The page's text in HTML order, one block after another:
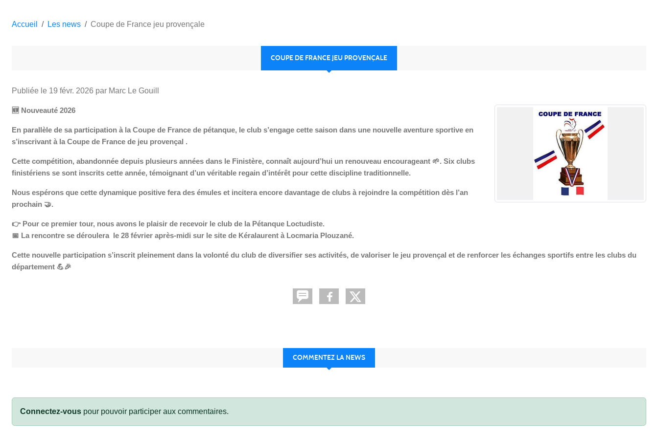
Accueil Les news Coupe de France jeu provençale
COUPE DE FRANCE JEU PROVENÇALE
Publiée le 19 févr. 2026 par Marc Le Gouill
🆕 Nouveauté 2026
En parallèle de sa participation à la Coupe de France de pétanque, le club s’engage cette saison dans une nouvelle aventure sportive en
s’inscrivant à la Coupe de France de jeu provençal .
Cette compétition, abandonnée depuis plusieurs années dans le Finistère, connaît aujourd’hui un renouveau encourageant 🌱. Six clubs
finistériens se sont inscrits cette année, témoignant d’un véritable regain d’intérêt pour cette discipline traditionnelle.
Nous espérons que cette dynamique positive fera des émules et incitera encore davantage de clubs à rejoindre la compétition dès l’an
prochain 🤝.
👉Pour ce premier tour, nous avons le plaisir de recevoir le club de la Pétanque Loctudiste.
📅 La rencontre se déroulera le 28 février après-midi sur le site de Kéralaurent à Locmaria Plouzané.
Cette nouvelle participation s’inscrit pleinement dans la volonté du club de diversifier ses activités, de valoriser le jeu provençal et de renforcer les échanges sportifs entre les clubs du
département 💪🎉
COMMENTEZ LA NEWS
Connectez-vous pour pouvoir participer aux commentaires.